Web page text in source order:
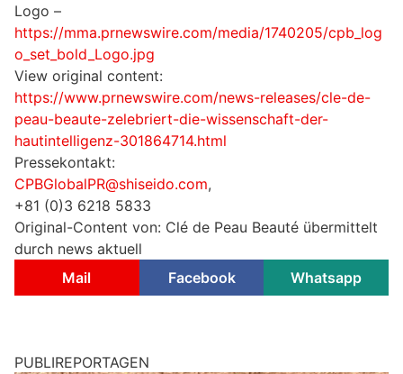
Logo –
https://mma.prnewswire.com/media/1740205/cpb_log
o_set_bold_Logo.jpg
View original content:
https://www.prnewswire.com/news-releases/cle-de-
peau-beaute-zelebriert-die-wissenschaft-der-
hautintelligenz-301864714.html
Pressekontakt:
CPBGlobalPR@shiseido.com,
+81 (0)3 6218 5833
Original-Content von: Clé de Peau Beauté übermittelt
durch news aktuell
Mail
Facebook Whatsapp
PUBLIREPORTAGEN